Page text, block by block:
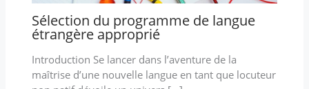
Sélection du programme de langue
étrangère approprié
Introduction Se lancer dans l’aventure de la
maîtrise d’une nouvelle langue en tant que locuteur